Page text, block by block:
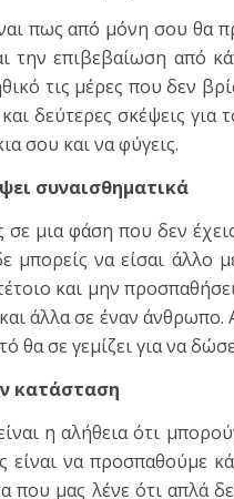
πως από μόνη σου θα
την επιβεβαίωση από
τις μέρες που δεν
δεύτερες σκέψεις για
σου και να φύγεις.
συναισθηματικά
σε μια φάση που δεν
μπορείς να είσαι άλλο
και μην
άλλα σε έναν άνθρωπο.
θα σε γεμίζει για να
κατάσταση
η αλήθεια ότι
είναι να προσπαθούμε
που μας λένε ότι απλά